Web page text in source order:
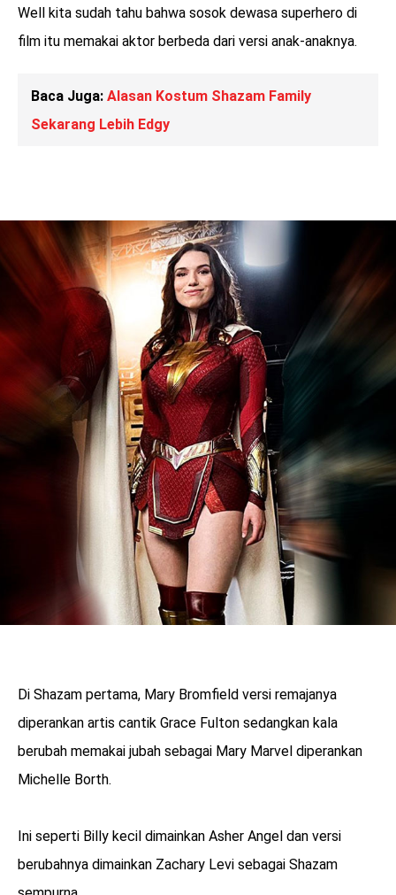
Well kita sudah tahu bahwa sosok dewasa superhero di
film itu memakai aktor berbeda dari versi anak-anaknya.
Baca Juga: Alasan Kostum Shazam Family
Sekarang Lebih Edgy
Di Shazam pertama, Mary Bromfield versi remajanya
diperankan artis cantik Grace Fulton sedangkan kala
berubah memakai jubah sebagai Mary Marvel diperankan
Michelle Borth.
Ini seperti Billy kecil dimainkan Asher Angel dan versi
berubahnya dimainkan Zachary Levi sebagai Shazam